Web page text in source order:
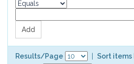
Results/Page
Sort items